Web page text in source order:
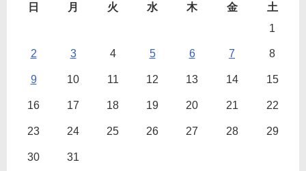
日 月 火 水 木 金
土
1
2 3 4 5 6 7 8
9 10 11 12 13 14 15
16 17 18 19 20 21 22
23 24 25 26 27 28 29
30 31